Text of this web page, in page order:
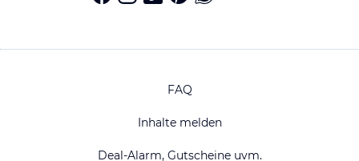
FAQ
Inhalte melden
Deal-Alarm, Gutscheine uvm.